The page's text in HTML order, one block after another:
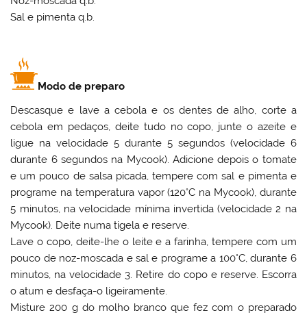
Sal e pimenta q.b.
Modo de preparo
Descasque e lave a cebola e os dentes de alho, corte a
cebola em pedaços, deite tudo no copo, junte o azeite e
ligue na velocidade 5 durante 5 segundos (velocidade 6
durante 6 segundos na Mycook). Adicione depois o tomate
e um pouco de salsa picada, tempere com sal e pimenta e
programe na temperatura vapor (120°C na Mycook), durante
5 minutos, na velocidade mínima invertida (velocidade 2 na
Mycook). Deite numa tigela e reserve.
Lave o copo, deite-lhe o leite e a farinha, tempere com um
pouco de noz-moscada e sal e programe a 100°C, durante 6
minutos, na velocidade 3. Retire do copo e reserve. Escorra
o atum e desfaça-o ligeiramente.
Misture 200 g do molho branco que fez com o preparado